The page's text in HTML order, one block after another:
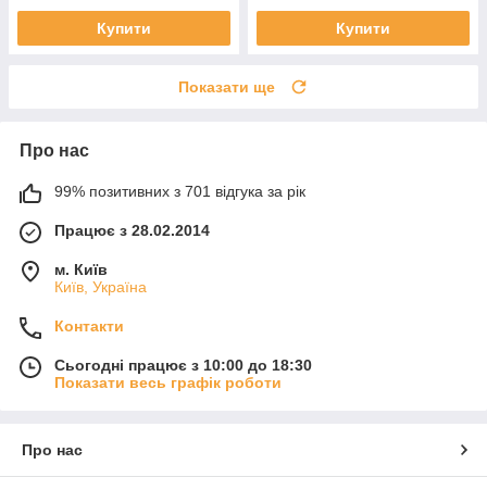
Купити Купити
Показати ще
Про нас
99% позитивних з 701 відгука за рік
Працює з 28.02.2014
м. Київ
Київ, Україна
Контакти
Сьогодні працює з 10:00 до 18:30
Показати весь графік роботи
Про нас